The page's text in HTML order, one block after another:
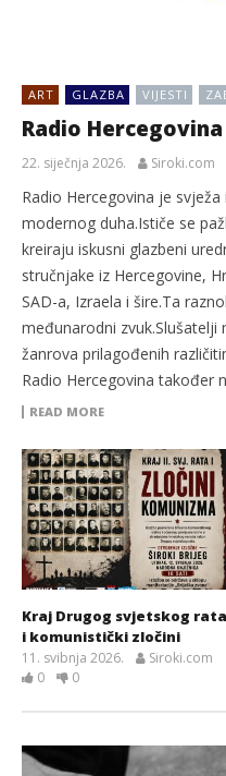
ART GLAZBA VIJESTI
Radio
22. siječnja 2026. Siroki.com
Radio Hercegovina je
modernog duha.Ističe se
kreiraju iskusni glazbeni
stručnjake iz Hercegovine,
SAD-a, Izraela i šire.Ta
međunarodni
žanrova prilagođenih
Radio Hercegovina također
READ MORE
Kraj Drugog svjetskog rata
i komunistički zločini
11. svibnja 2026.
Siroki.com
0
0